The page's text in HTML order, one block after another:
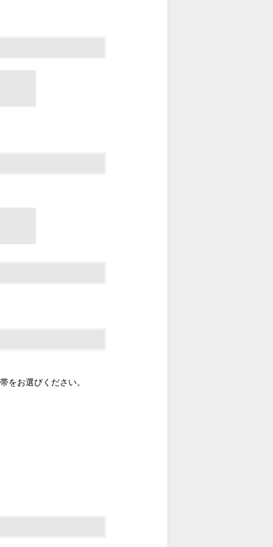
をお選びください。